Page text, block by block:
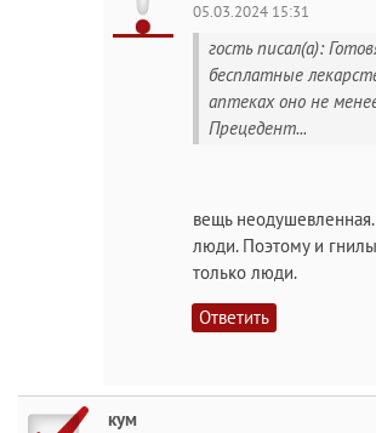
05.03.2024 15:31
гость писал(а):
бесплатные
аптеках оно не
Прецедент...
вещь
люди. Поэтому и
только люди.
Ответить
кум